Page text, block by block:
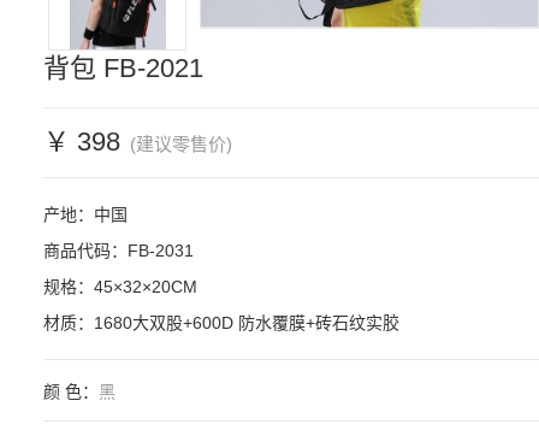
背包 FB-2021
￥ 398(建议零售价)
产地：中国
商品代码：FB-2031
规格：45×32×20CM
材质：1680大双股+600D 防水覆膜+砖石纹实胶
颜 色： 黑